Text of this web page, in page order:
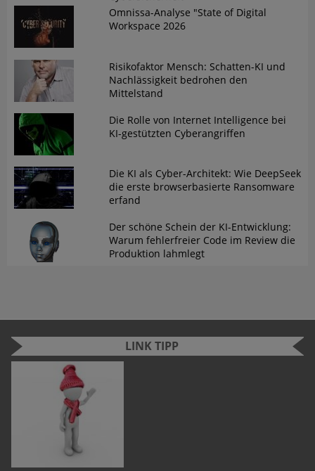
Omnissa-Analyse "State of Digital
Workspace 2026
Risikofaktor Mensch: Schatten-KI und
Nachlässigkeit bedrohen den
Mittelstand
Die Rolle von Internet Intelligence bei
KI-gestützten Cyberangriffen
Die KI als Cyber-Architekt: Wie DeepSeek
die erste browserbasierte Ransomware
erfand
Der schöne Schein der KI-Entwicklung:
Warum fehlerfreier Code im Review die
Produktion lahmlegt
LINK TIPP